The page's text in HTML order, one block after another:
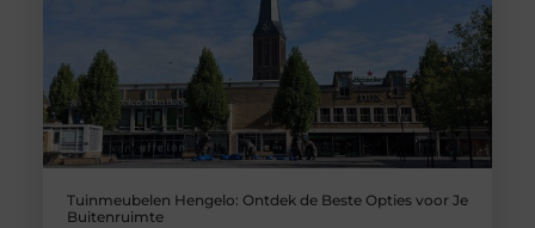
Tuinmeubelen Hengelo: Ontdek de Beste Opties voor Je
Buitenruimte